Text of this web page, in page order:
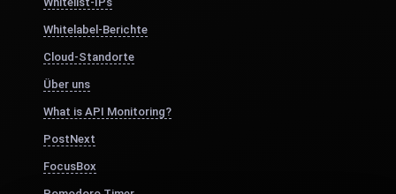
Whitelabel-Berichte
Cloud-Standorte
Über uns
What is API Monitoring?
PostNext
FocusBox